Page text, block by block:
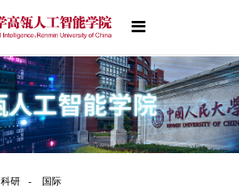
科研 - 国际